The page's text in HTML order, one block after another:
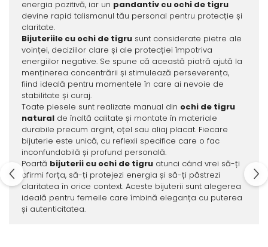
energia pozitivă, iar un pandantiv cu ochi de tigru
devine rapid talismanul tău personal pentru protecție și
claritate.
Bijuteriile cu ochi de tigrusunt considerate pietre ale
voinței, deciziilor clare și ale protecției împotriva
energiilor negative. Se spune că această piatră ajută la
menținerea concentrării și stimulează perseverența,
fiind ideală pentru momentele în care ai nevoie de
stabilitate și curaj.
Toate piesele sunt realizate manual din ochi de tigru
naturalde înaltă calitate și montate în materiale
durabile precum argint, oțel sau aliaj placat. Fiecare
bijuterie este unică, cu reflexii specifice care o fac
inconfundabilă și profund personală.
Poartă bijuterii cu ochi de tigruatunci când vrei să-ți
afirmi forța, să-ți protejezi energia și să-ți păstrezi
claritatea în orice context. Aceste bijuterii sunt alegerea
ideală pentru femeile care îmbină eleganța cu puterea
și autenticitatea.